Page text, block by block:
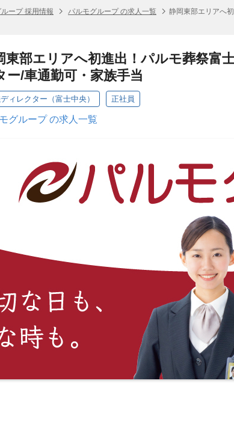
ープ 採用情報 パルモグループ の求人一覧
静岡東部エリアへ
東部エリアへ初進出！パルモ葬祭富
ー/車通勤可・家族手当
ィレクター（富士中央） 正社員
グループ の求人一覧